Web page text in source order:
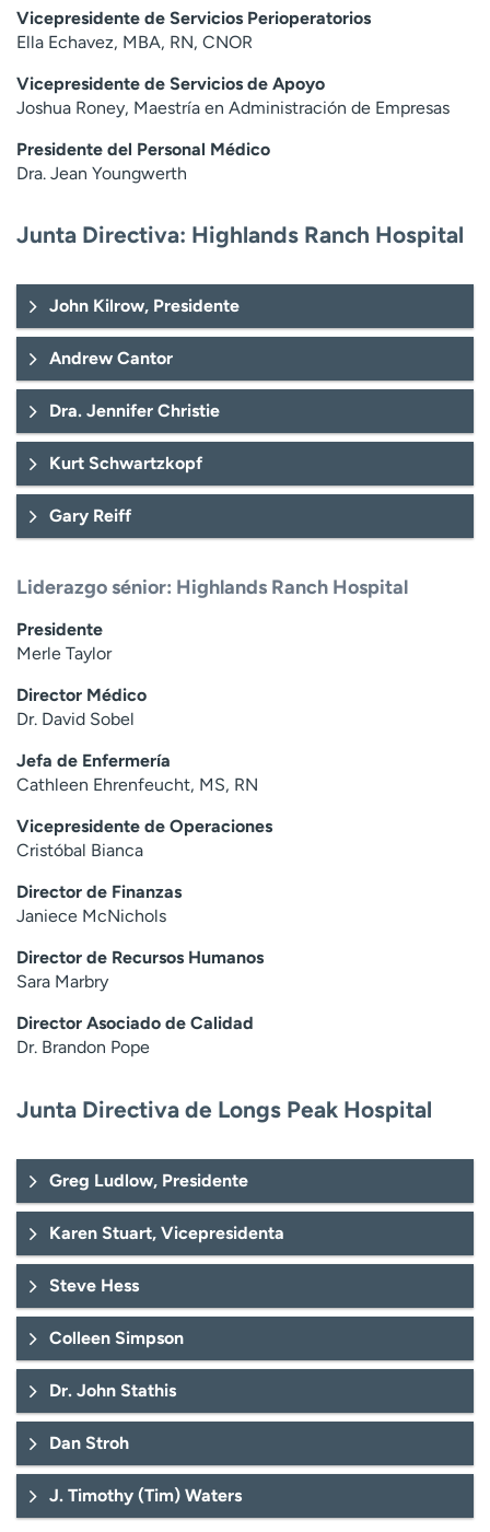
Vicepresidente de Servicios Perioperatorios
Ella Echavez, MBA, RN, CNOR
Vicepresidente de Servicios de Apoyo
Joshua Roney, Maestría en Administración de Empresas
Presidente del Personal Médico
Dra. Jean Youngwerth
Junta Directiva: Highlands Ranch Hospital
John Kilrow, Presidente
Andrew Cantor
Dra. Jennifer Christie
Kurt Schwartzkopf
Gary Reiff
Liderazgo sénior: Highlands Ranch Hospital
Presidente
Merle Taylor
Director Médico
Dr. David Sobel
Jefa de Enfermería
Cathleen Ehrenfeucht, MS, RN
Vicepresidente de Operaciones
Cristóbal Bianca
Director de Finanzas
Janiece McNichols
Director de Recursos Humanos
Sara Marbry
Director Asociado de Calidad
Dr. Brandon Pope
Junta Directiva de Longs Peak Hospital
Greg Ludlow, Presidente
Karen Stuart, Vicepresidenta
Steve Hess
Colleen Simpson
Dr. John Stathis
Dan Stroh
J. Timothy (Tim) Waters